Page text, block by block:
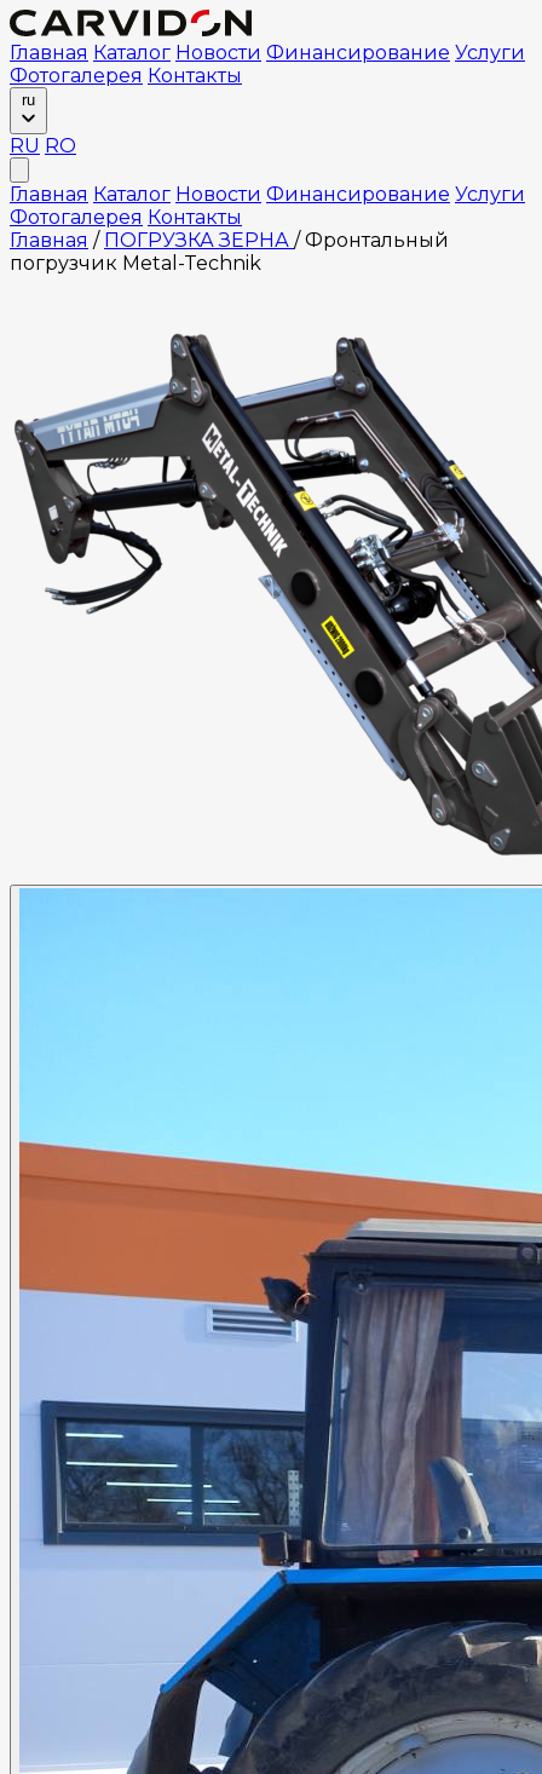
Главная Каталог Новости Финансирование Услуги
Фотогалерея Контакты
ru
RU RO
Главная Каталог Новости Финансирование Услуги
Фотогалерея Контакты
Главная / ПОГРУЗКА ЗЕРНА / Фронтальный
погрузчик Metal-Technik